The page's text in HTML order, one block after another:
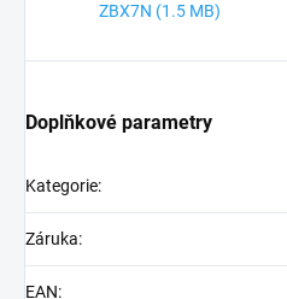
ZBX7N (1.5 MB)
Doplňkové parametry
Kategorie:
Záruka:
EAN: